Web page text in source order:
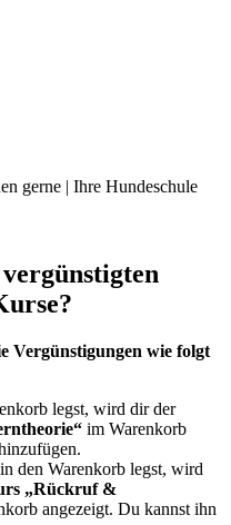
gerne | Ihre Hundeschule
Vergünstigungen wie folgt
legst, wird dir der
im Warenkorb
in den Warenkorb legst, wird
„Rückruf &
angezeigt. Du kannst ihn